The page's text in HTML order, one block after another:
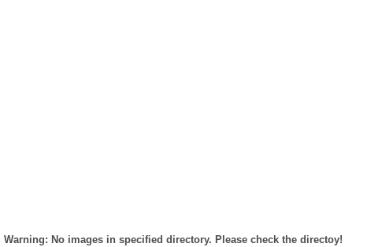
Warning: No images in specified directory. Please check the directoy!